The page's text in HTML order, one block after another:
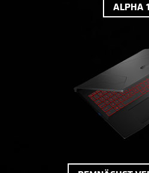
ALPHA